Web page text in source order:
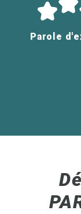
Parole